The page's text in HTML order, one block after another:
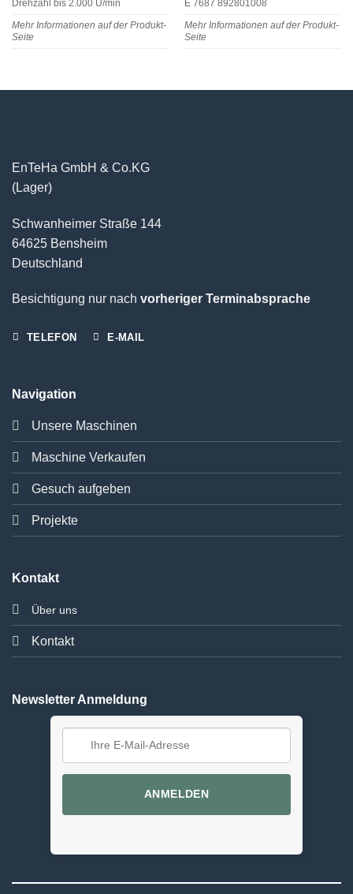
Drehzahl bis 2.000 U/min
Mehr Informationen auf der Produkt-
Seite
E 7687 892801008
Mehr Informationen auf der Produkt-
Seite
EnTeHa GmbH & Co.KG
(Lager)
Schwanheimer Straße 144
64625 Bensheim
Deutschland
Besichtigung nur nach vorheriger Terminabsprache
TELEFON E-MAIL
Navigation
Unsere Maschinen
Maschine Verkaufen
Gesuch aufgeben
Projekte
Kontakt
Über uns
Kontakt
Newsletter Anmeldung
ANMELDEN